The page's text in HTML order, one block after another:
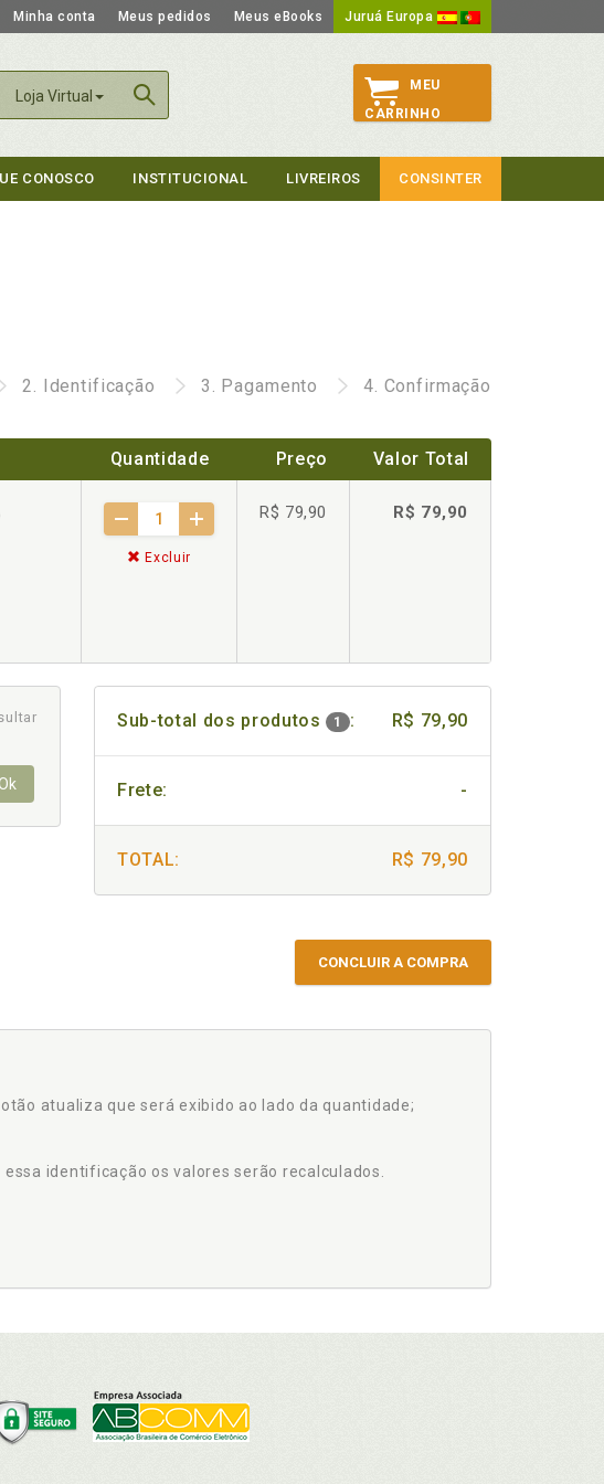
Minha conta Meus pedidos Meus eBooks Juruá Europa
Loja Virtual
MEU
CARRINHO
CONOSCO INSTITUCIONAL LIVREIROS CONSINTER
2. Identificação 3. Pagamento 4. Confirmação
Quantidade Preço Valor Total
Excluir
R$ 79,90 R$ 79,90
Sub-total dos produtos 1 : R$ 79,90
Frete: -
TOTAL: R$ 79,90
CONCLUIR A COMPRA
atualiza que será exibido ao lado da quantidade;
identificação os valores serão recalculados.